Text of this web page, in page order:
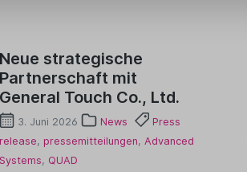
Neue strategische
Partnerschaft mit
General Touch Co., Ltd.
3. Juni 2026 News
Press
release, pressemitteilungen, Advanced
Systems, QUAD